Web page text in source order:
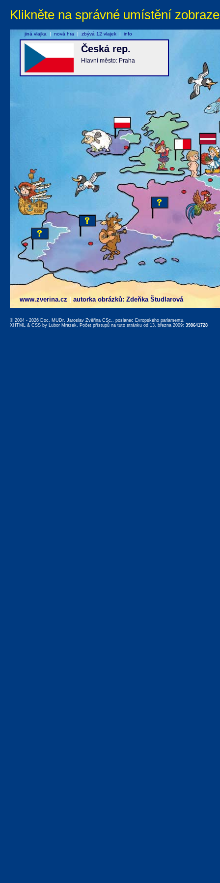
Klikněte na správné umístění
www.zverina.cz autorka obrázků: Zdeňka Študlarová
Česká rep.
Hlavní město: Praha
jiná vlajka | nová hra | zbývá 12 vlajek | info
© 2004 - 2026 Doc. MUDr. Jaroslav Zvěřina CSc., poslanec Evropského parlamentu,
XHTML & CSS by Lubor Mrázek. Počet přístupů na tuto stránku od 13. března 2009: 398641728